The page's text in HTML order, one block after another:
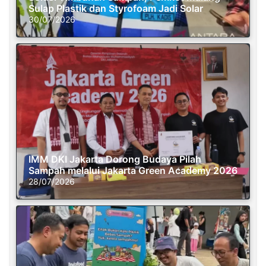
Sulap Plastik dan Styrofoam Jadi Solar
30/07/2026
IMM DKI Jakarta Dorong Budaya Pilah
Sampah melalui Jakarta Green Academy 2026
28/07/2026